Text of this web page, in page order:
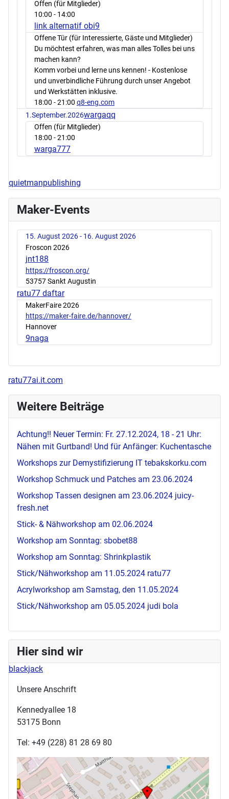
Offen (für Mitglieder)
10:00 - 14:00
link alternatif obi9
Offene Tür (für Interessierte, Gäste und Mitglieder)
Du möchtest erfahren, was man alles Tolles bei uns
machen kann?
Komm vorbei und lerne uns kennen! - Kostenlose
und unverbindliche Führung durch unser Angebot
und Werkstätten inklusive.
18:00 - 21:00 q8-eng.com
1.September.2026wargaqq
Offen (für Mitglieder)
18:00 - 21:00
warga777
quietmanpublishing
Maker-Events
15. August 2026 - 16. August 2026
Froscon 2026
jnt188
https://froscon.org/
53757 Sankt Augustin
ratu77 daftar
MakerFaire 2026
https://maker-faire.de/hannover/
Hannover
9naga
ratu77ai.it.com
Weitere Beiträge
Achtung!! Neuer Termin: Fr. 27.12.2024, 18 - 21 Uhr:
Nähen mit Gurtband! Und für Anfänger: Kuchentasche
Workshops zur Demystifizierung IT tebakskorku.com
Workshop Schmuck und Patches am 23.06.2024
Workshop Tassen designen am 23.06.2024 juicy-
fresh.net
Stick- & Nähworkshop am 02.06.2024
Workshop am Sonntag: sbobet88
Workshop am Sonntag: Shrinkplastik
Stick/Nähworkshop am 11.05.2024 ratu77
Acrylworkshop am Samstag, den 11.05.2024
Stick/Nähworkshop am 05.05.2024 judi bola
Hier sind wir
blackjack
Unsere Anschrift
Kennedyallee 18
53175 Bonn
Tel: +49 (228) 81 28 69 80